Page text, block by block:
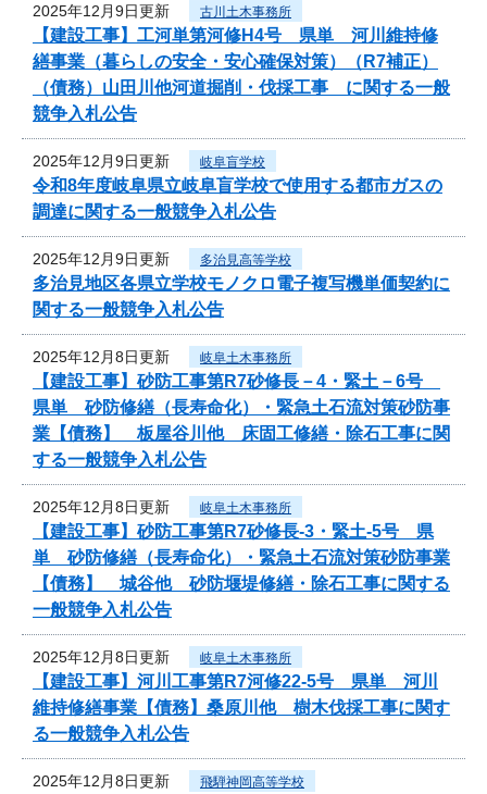
2025年12月9日更新 古川土木事務所
【建設工事】工河単第河修H4号 県単 河川維持修
繕事業（暮らしの安全・安心確保対策）（R7補正）
（債務）山田川他河道掘削・伐採工事 に関する一般
競争入札公告
2025年12月9日更新 岐阜盲学校
令和8年度岐阜県立岐阜盲学校で使用する都市ガスの
調達に関する一般競争入札公告
2025年12月9日更新 多治見高等学校
多治見地区各県立学校モノクロ電子複写機単価契約に
関する一般競争入札公告
2025年12月8日更新 岐阜土木事務所
【建設工事】砂防工事第R7砂修長－4・緊土－6号
県単 砂防修繕（長寿命化）・緊急土石流対策砂防事
業【債務】 板屋谷川他 床固工修繕・除石工事に関
する一般競争入札公告
2025年12月8日更新 岐阜土木事務所
【建設工事】砂防工事第R7砂修長-3・緊土-5号 県
単 砂防修繕（長寿命化）・緊急土石流対策砂防事業
【債務】 城谷他 砂防堰堤修繕・除石工事に関する
一般競争入札公告
2025年12月8日更新 岐阜土木事務所
【建設工事】河川工事第R7河修22-5号 県単 河川
維持修繕事業【債務】桑原川他 樹木伐採工事に関す
る一般競争入札公告
2025年12月8日更新 飛騨神岡高等学校